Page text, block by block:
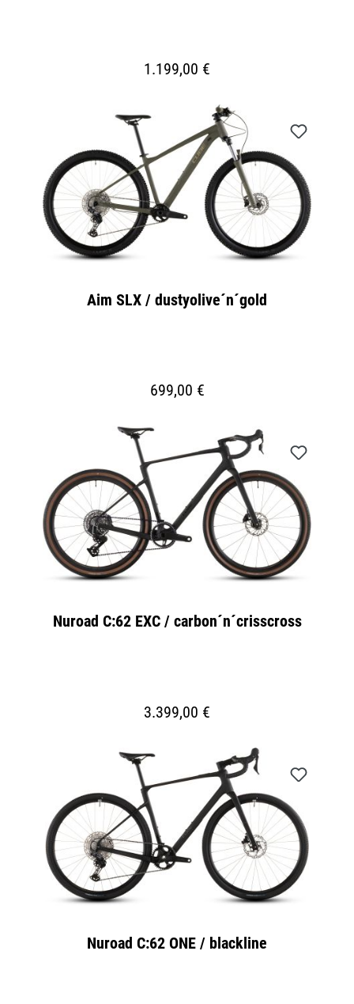
1.199,00 €
Aim SLX / dustyolive´n´gold
699,00 €
Nuroad C:62 EXC / carbon´n´crisscross
3.399,00 €
Nuroad C:62 ONE / blackline